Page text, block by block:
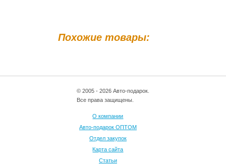
Похожие товары:
© 2005 - 2026 Авто-подарок.
Все права защищены.
О компании
Авто-подарок ОПТОМ
Отдел закупок
Карта сайта
Статьи